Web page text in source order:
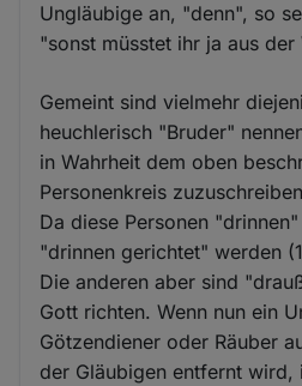
Ungläubige an, "denn", so
"sonst müsstet ihr ja aus der
Gemeint sind vielmehr
heuchlerisch "Bruder"
in Wahrheit dem oben
Personenkreis
Da diese Personen
"drinnen gerichtet" werden
Die anderen aber sind
Gott richten. Wenn nun ein
Götzendiener oder Räuber
der Gläubigen entfernt